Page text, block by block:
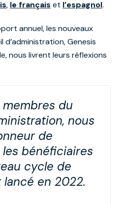
, le français et l’espagnol.
annuel, les nouveaux
Genesis
nous livrent leurs réflexions
membres du
nous
de
bénéficiaires
cycle de
en 2022.